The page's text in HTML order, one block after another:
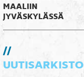
MAALIIN
JYVÄSKYLÄSSÄ
UUTISARKISTO